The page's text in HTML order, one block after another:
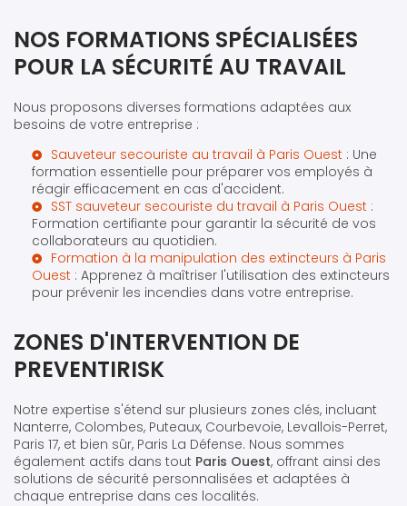
NOS FORMATIONS SPÉCIALISÉES
POUR LA SÉCURITÉ AU TRAVAIL
Nous proposons diverses formations adaptées aux
besoins de votre entreprise :
Sauveteur secouriste au travail à Paris Ouest : Une
formation essentielle pour préparer vos employés à
réagir efficacement en cas d'accident.
SST sauveteur secouriste du travail à Paris Ouest :
Formation certifiante pour garantir la sécurité de vos
collaborateurs au quotidien.
Formation à la manipulation des extincteurs à Paris
Ouest : Apprenez à maîtriser l'utilisation des extincteurs
pour prévenir les incendies dans votre entreprise.
ZONES D'INTERVENTION DE
PREVENTIRISK
Notre expertise s'étend sur plusieurs zones clés, incluant
Nanterre, Colombes, Puteaux, Courbevoie, Levallois-Perret,
Paris 17, et bien sûr, Paris La Défense. Nous sommes
également actifs dans tout Paris Ouest, offrant ainsi des
solutions de sécurité personnalisées et adaptées à
chaque entreprise dans ces localités.